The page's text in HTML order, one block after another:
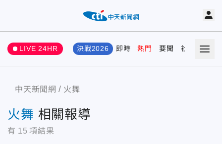
LIVE 24HR 決戰2026 即時 熱門 要聞 社會 娛樂
中天新聞網 火舞
火舞 相關報導
有 15 項結果